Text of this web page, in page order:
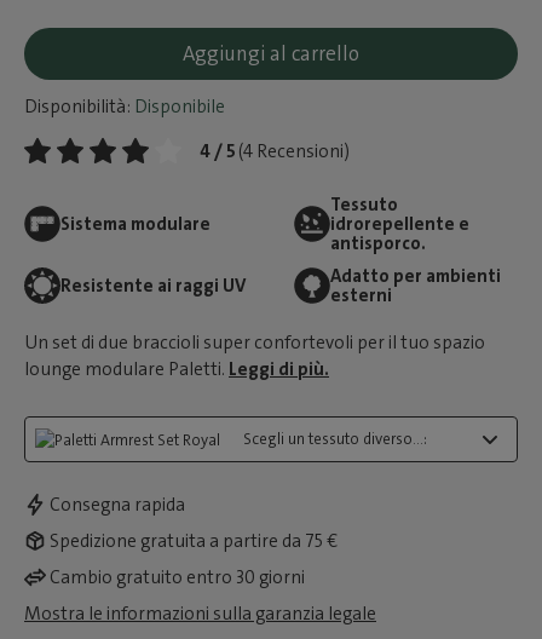
Aggiungi al carrello
Disponibilità: Disponibile
4 / 5 (4 Recensioni)
Sistema modulare
Tessuto
idrorepellente e
antisporco.
Resistente ai raggi UV
Adatto per ambienti
esterni
Un set di due braccioli super confortevoli per il tuo spazio
lounge modulare Paletti. Leggi di più.
Scegli un tessuto diverso...:
Consegna rapida
Spedizione gratuita a partire da 75 €
Cambio gratuito entro 30 giorni
Mostra le informazioni sulla garanzia legale